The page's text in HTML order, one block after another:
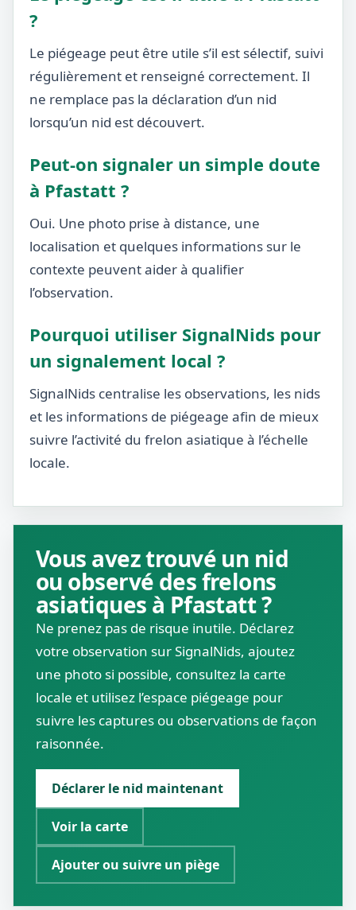
?
Le piégeage peut être utile s’il est sélectif, suivi
régulièrement et renseigné correctement. Il
ne remplace pas la déclaration d’un nid
lorsqu’un nid est découvert.
Peut-on signaler un simple doute
à Pfastatt ?
Oui. Une photo prise à distance, une
localisation et quelques informations sur le
contexte peuvent aider à qualifier
l’observation.
Pourquoi utiliser SignalNids pour
un signalement local ?
SignalNids centralise les observations, les nids
et les informations de piégeage afin de mieux
suivre l’activité du frelon asiatique à l’échelle
locale.
Vous avez trouvé un nid
ou observé des frelons
asiatiques à Pfastatt ?
Ne prenez pas de risque inutile. Déclarez
votre observation sur SignalNids, ajoutez
une photo si possible, consultez la carte
locale et utilisez l’espace piégeage pour
suivre les captures ou observations de façon
raisonnée.
Déclarer le nid maintenant
Voir la carte
Ajouter ou suivre un piège